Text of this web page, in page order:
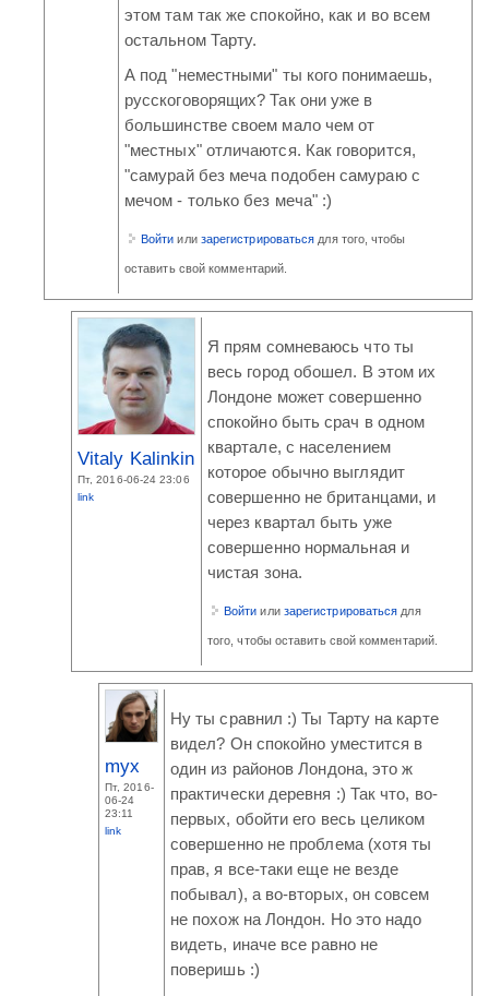
этом там так же спокойно, как и во всем
остальном Тарту.
А под "неместными" ты кого понимаешь,
русскоговорящих? Так они уже в
большинстве своем мало чем от
"местных" отличаются. Как говорится,
"самурай без меча подобен самураю с
мечом - только без меча" :)
Войти или зарегистрироваться для того, чтобы
оставить свой комментарий.
Vitaly Kalinkin
Пт, 2016-06-24 23:06
link
Я прям сомневаюсь что ты
весь город обошел. В этом их
Лондоне может совершенно
спокойно быть срач в одном
квартале, с населением
которое обычно выглядит
совершенно не британцами, и
через квартал быть уже
совершенно нормальная и
чистая зона.
Войти или зарегистрироваться для
того, чтобы оставить свой комментарий.
myx
Пт, 2016-
06-24
23:11
link
Ну ты сравнил :) Ты Тарту на карте
видел? Он спокойно уместится в
один из районов Лондона, это ж
практически деревня :) Так что, во-
первых, обойти его весь целиком
совершенно не проблема (хотя ты
прав, я все-таки еще не везде
побывал), а во-вторых, он совсем
не похож на Лондон. Но это надо
видеть, иначе все равно не
поверишь :)